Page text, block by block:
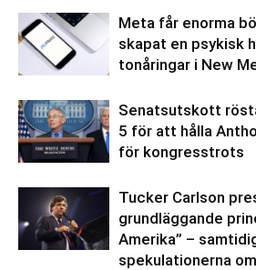
Meta får enorma
skapat en psykisk
tonåringar i New
Senatsutskott
5 för att hålla
för kongresstrots
Tucker Carlson
grundläggande
Amerika” –
spekulationerna